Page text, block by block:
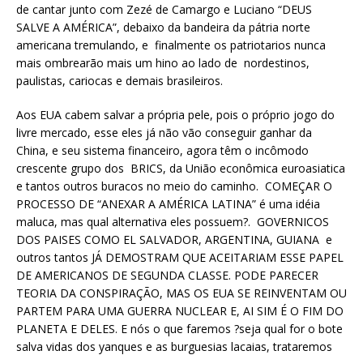
de cantar junto com Zezé de Camargo e Luciano “DEUS
SALVE A AMÉRICA”, debaixo da bandeira da pátria norte
americana tremulando, e finalmente os patriotarios nunca
mais ombrearão mais um hino ao lado de nordestinos,
paulistas, cariocas e demais brasileiros.
Aos EUA cabem salvar a própria pele, pois o próprio jogo do
livre mercado, esse eles já não vão conseguir ganhar da
China, e seu sistema financeiro, agora têm o incômodo
crescente grupo dos BRICS, da União econômica euroasiatica
e tantos outros buracos no meio do caminho. COMEÇAR O
PROCESSO DE “ANEXAR A AMÉRICA LATINA” é uma idéia
maluca, mas qual alternativa eles possuem?. GOVERNICOS
DOS PAISES COMO EL SALVADOR, ARGENTINA, GUIANA e
outros tantos JÁ DEMOSTRAM QUE ACEITARIAM ESSE PAPEL
DE AMERICANOS DE SEGUNDA CLASSE. PODE PARECER
TEORIA DA CONSPIRAÇÃO, MAS OS EUA SE REINVENTAM OU
PARTEM PARA UMA GUERRA NUCLEAR E, AI SIM É O FIM DO
PLANETA E DELES. E nós o que faremos ?seja qual for o bote
salva vidas dos yanques e as burguesias lacaias, trataremos